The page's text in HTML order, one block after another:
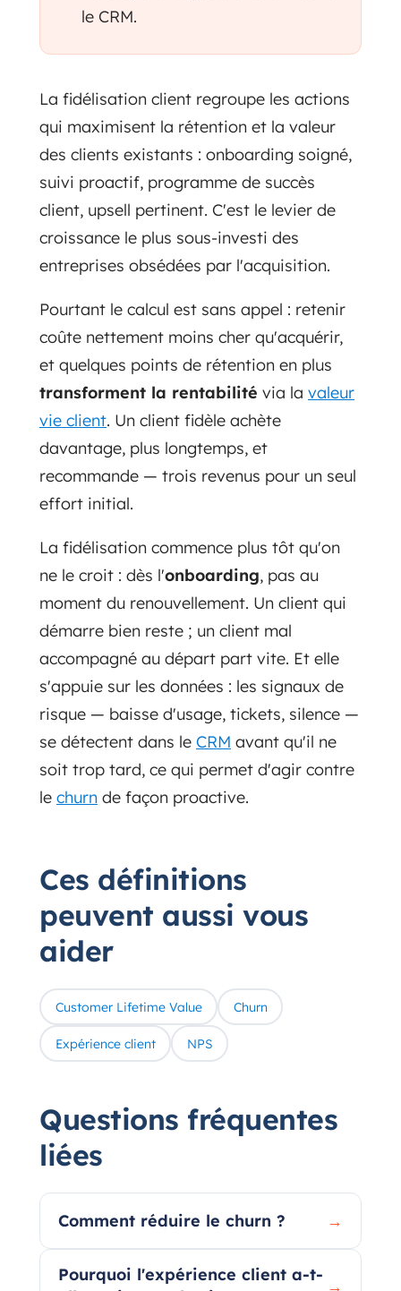
le CRM.
La fidélisation client regroupe les actions
qui maximisent la rétention et la valeur
des clients existants : onboarding soigné,
suivi proactif, programme de succès
client, upsell pertinent. C'est le levier de
croissance le plus sous-investi des
entreprises obsédées par l'acquisition.
Pourtant le calcul est sans appel : retenir
coûte nettement moins cher qu'acquérir,
et quelques points de rétention en plus
transforment la rentabilité via la valeur
vie client. Un client fidèle achète
davantage, plus longtemps, et
recommande — trois revenus pour un seul
effort initial.
La fidélisation commence plus tôt qu'on
ne le croit : dès l'onboarding, pas au
moment du renouvellement. Un client qui
démarre bien reste ; un client mal
accompagné au départ part vite. Et elle
s'appuie sur les données : les signaux de
risque — baisse d'usage, tickets, silence —
se détectent dans le CRM avant qu'il ne
soit trop tard, ce qui permet d'agir contre
le churn de façon proactive.
Ces définitions
peuvent aussi vous
aider
Customer Lifetime Value Churn
Expérience client NPS
Questions fréquentes
liées
Comment réduire le churn ? →
Pourquoi l'expérience client a-t-
→